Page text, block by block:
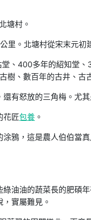
塘村。
里。北塘村從宋末元初
、400多年的紹知堂
樹、數百年的古井、古
有怒放的三角梅。尤
花匠包養 。
鴉，這是農人伯伯當
油油的蔬菜長的肥碩
實屬難見。